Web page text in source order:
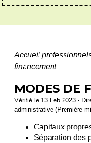
Accueil
financement
MODES DE
Vérifié le 13 Feb 2023 -
administrative (Première
Capitaux
Séparation des